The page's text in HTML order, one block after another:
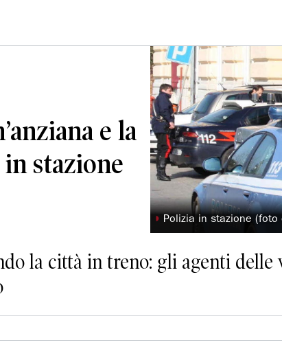
e la
stazione
◗ Polizia in stazione (foto
la città in treno: gli agenti delle